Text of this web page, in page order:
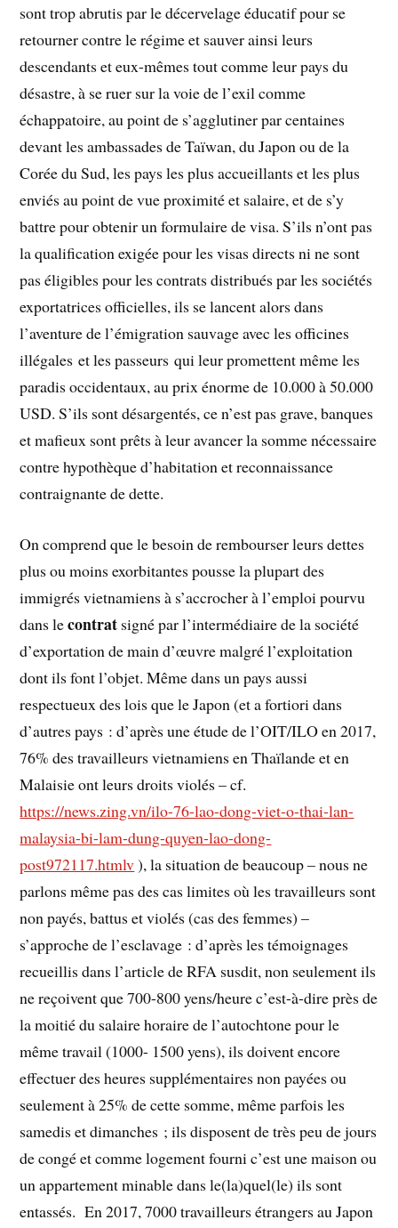
sont trop abrutis par le décervelage éducatif pour se
retourner contre le régime et sauver ainsi leurs
descendants et eux-mêmes tout comme leur pays du
désastre, à se ruer sur la voie de l’exil comme
échappatoire, au point de s’agglutiner par centaines
devant les ambassades de Taïwan, du Japon ou de la
Corée du Sud, les pays les plus accueillants et les plus
enviés au point de vue proximité et salaire, et de s’y
battre pour obtenir un formulaire de visa. S’ils n’ont pas
la qualification exigée pour les visas directs ni ne sont
pas éligibles pour les contrats distribués par les sociétés
exportatrices officielles, ils se lancent alors dans
l’aventure de l’émigration sauvage avec les officines
illégales et les passeurs qui leur promettent même les
paradis occidentaux, au prix énorme de 10.000 à 50.000
USD. S’ils sont désargentés, ce n’est pas grave, banques
et mafieux sont prêts à leur avancer la somme nécessaire
contre hypothèque d’habitation et reconnaissance
contraignante de dette.
On comprend que le besoin de rembourser leurs dettes
plus ou moins exorbitantes pousse la plupart des
immigrés vietnamiens à s’accrocher à l’emploi pourvu
dans lecontrat signé par l’intermédiaire de la société
d’exportation de main d’œuvre malgré l’exploitation
dont ils font l’objet. Même dans un pays aussi
respectueux des lois que le Japon (et a fortiori dans
d’autres pays : d’après une étude de l’OIT/ILO en 2017,
76% des travailleurs vietnamiens en Thaïlande et en
Malaisie ont leurs droits violés – cf.
https://news.zing.vn/ilo-76-lao-dong-viet-o-thai-lan-
malaysia-bi-lam-dung-quyen-lao-dong-
post972117.htmlv), la situation de beaucoup – nous ne
parlons même pas des cas limites où les travailleurs sont
non payés, battus et violés (cas des femmes) –
s’approche de l’esclavage : d’après les témoignages
recueillis dans l’article de RFA susdit, non seulement ils
ne reçoivent que 700-800 yens/heure c’est-à-dire près de
la moitié du salaire horaire de l’autochtone pour le
même travail (1000- 1500 yens), ils doivent encore
effectuer des heures supplémentaires non payées ou
seulement à 25% de cette somme, même parfois les
samedis et dimanches ; ils disposent de très peu de jours
de congé et comme logement fourni c’est une maison ou
un appartement minable dans le(la)quel(le) ils sont
entassés. En 2017, 7000 travailleurs étrangers au Japon